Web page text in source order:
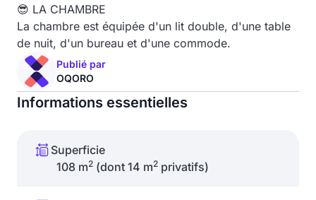
😎 LA CHAMBRE
La chambre est équipée d'un lit double, d'une table
de nuit, d'un bureau et d'une commode.
Publié par
OQORO
Informations essentielles
Superficie
108 m2 (dont 14 m2 privatifs)